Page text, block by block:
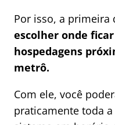
Por isso, a primeira
escolher onde
hospedagens
metrô.
Com ele, você
praticamente toda